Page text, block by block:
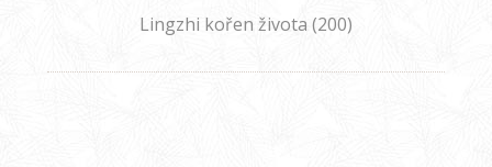
Lingzhi kořen života (200)